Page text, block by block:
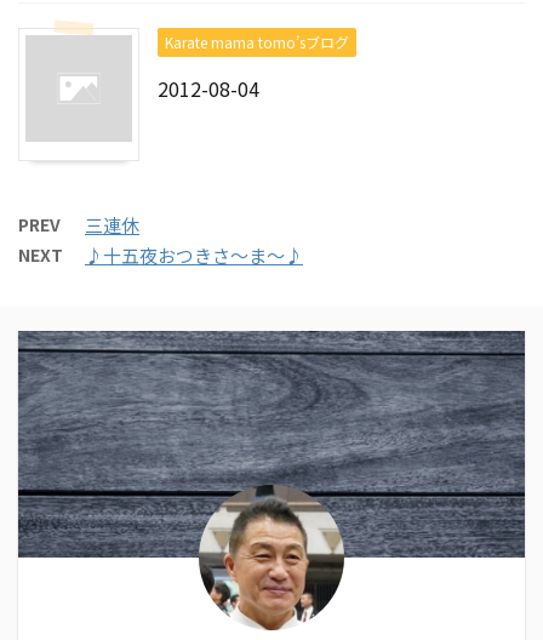
Karate mama tomo’sブログ
2012-08-04
PREV 三連休
NEXT ♪十五夜おつきさ～ま～♪